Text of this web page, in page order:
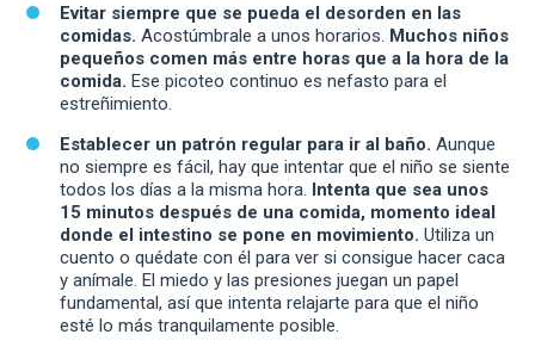
Evitar siempre que se pueda el desorden en las
comidas. Acostúmbrale a unos horarios. Muchos niños
pequeños comen más entre horas que a la hora de la
comida. Ese picoteo continuo es nefasto para el
estreñimiento.
Establecer un patrón regular para ir al baño. Aunque
no siempre es fácil, hay que intentar que el niño se siente
todos los días a la misma hora. Intenta que sea unos
15 minutos después de una comida, momento ideal
donde el intestino se pone en movimiento. Utiliza un
cuento o quédate con él para ver si consigue hacer caca
y anímale. El miedo y las presiones juegan un papel
fundamental, así que intenta relajarte para que el niño
esté lo más tranquilamente posible.